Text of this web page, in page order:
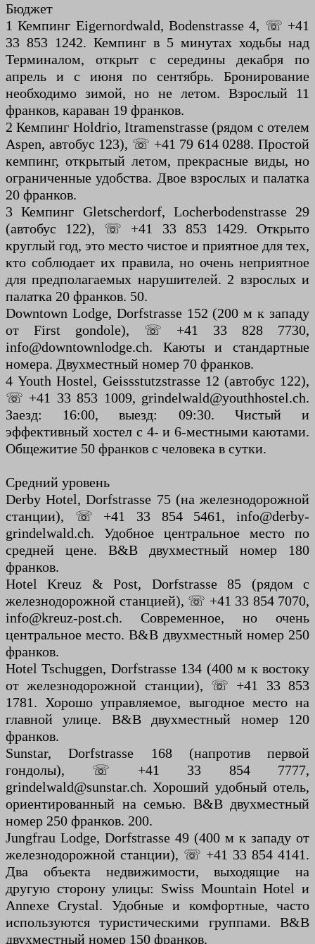
Бюджет
1 Кемпинг Eigernordwald, Bodenstrasse 4, ☏ +41
33 853 1242. Кемпинг в 5 минутах ходьбы над
Терминалом, открыт с середины декабря по
апрель и с июня по сентябрь. Бронирование
необходимо зимой, но не летом. Взрослый 11
франков, караван 19 франков.
2 Кемпинг Holdrio, Itramenstrasse (рядом с отелем
Aspen, автобус 123), ☏ +41 79 614 0288. Простой
кемпинг, открытый летом, прекрасные виды, но
ограниченные удобства. Двое взрослых и палатка
20 франков.
3 Кемпинг Gletscherdorf, Locherbodenstrasse 29
(автобус 122), ☏ +41 33 853 1429. Открыто
круглый год, это место чистое и приятное для тех,
кто соблюдает их правила, но очень неприятное
для предполагаемых нарушителей. 2 взрослых и
палатка 20 франков. 50.
Downtown Lodge, Dorfstrasse 152 (200 м к западу
от First gondole), ☏ +41 33 828 7730,
info@downtownlodge.ch. Каюты и стандартные
номера. Двухместный номер 70 франков.
4 Youth Hostel, Geissstutzstrasse 12 (автобус 122),
☏ +41 33 853 1009, grindelwald@youthhostel.ch.
Заезд: 16:00, выезд: 09:30. Чистый и
эффективный хостел с 4- и 6-местными каютами.
Общежитие 50 франков с человека в сутки.
Средний уровень
Derby Hotel, Dorfstrasse 75 (на железнодорожной
станции), ☏ +41 33 854 5461, info@derby-
grindelwald.ch. Удобное центральное место по
средней цене. B&B двухместный номер 180
франков.
Hotel Kreuz & Post, Dorfstrasse 85 (рядом с
железнодорожной станцией), ☏ +41 33 854 7070,
info@kreuz-post.ch. Современное, но очень
центральное место. B&B двухместный номер 250
франков.
Hotel Tschuggen, Dorfstrasse 134 (400 м к востоку
от железнодорожной станции), ☏ +41 33 853
1781. Хорошо управляемое, выгодное место на
главной улице. B&B двухместный номер 120
франков.
Sunstar, Dorfstrasse 168 (напротив первой
гондолы), ☏ +41 33 854 7777,
grindelwald@sunstar.ch. Хороший удобный отель,
ориентированный на семью. B&B двухместный
номер 250 франков. 200.
Jungfrau Lodge, Dorfstrasse 49 (400 м к западу от
железнодорожной станции), ☏ +41 33 854 4141.
Два объекта недвижимости, выходящие на
другую сторону улицы: Swiss Mountain Hotel и
Annexe Crystal. Удобные и комфортные, часто
используются туристическими группами. B&B
двухместный номер 150 франков.